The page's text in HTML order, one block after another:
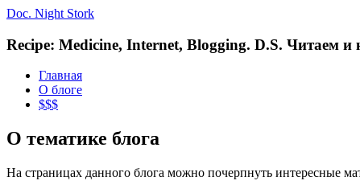
Doc. Night Stork
Recipe: Medicine, Internet, Blogging. D.S. Читаем и
Главная
О блоге
$$$
О тематике блога
На страницах данного блога можно почерпнуть интересные